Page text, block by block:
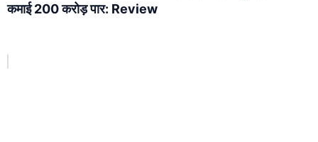
कमाई 200 करोड़ पार: Review